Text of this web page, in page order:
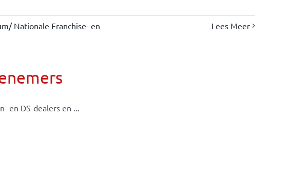
Nationale Franchise- en
Lees Meer
en DS-dealers en ...